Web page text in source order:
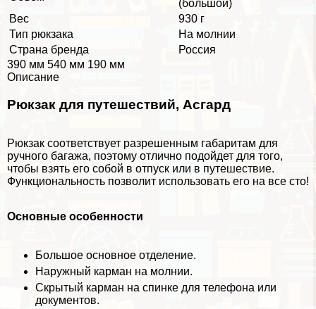
(большой)
Вес
930 г
Тип рюкзака
На молнии
Страна бренда
Россия
390 мм 540 мм 190 мм
Описание
Рюкзак для путешествий, Асгард
Рюкзак соответствует разрешенным габаритам для
ручного багажа, поэтому отлично подойдет для того,
чтобы взять его собой в отпуск или в путешествие.
Функциональность позволит использовать его на все сто!
Основные особенности
Большое основное отделение.
Наружный карман на молнии.
Скрытый карман на спинке для телефона или
документов.